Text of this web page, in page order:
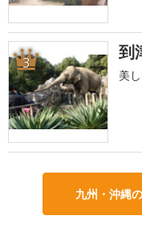
3 到
美
九州・沖縄